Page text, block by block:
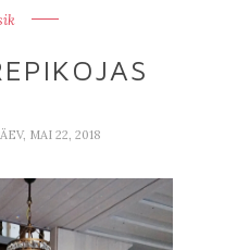
MAI 22, 2018